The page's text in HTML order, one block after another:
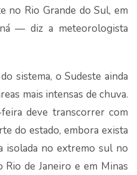
no Rio Grande do Sul, em
— diz a meteorologista
sistema, o Sudeste ainda
mais intensas de chuva.
deve transcorrer com
do estado, embora exista
isolada no extremo sul no
de Janeiro e em Minas